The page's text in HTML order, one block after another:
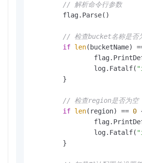
// 解析命令行参数
// 检查bucket名称是否
if len(bucketName)
		log.Fatalf(
// 检查region是否为空
if len(region) == 0
		log.Fatalf(